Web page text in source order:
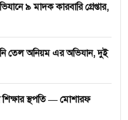
৯ মাদক কারবারি গ্রেপ্তার,
তেল অনিয়ম এর অভিযান, দুই
শিক্ষার স্থপতি — মোশারফ